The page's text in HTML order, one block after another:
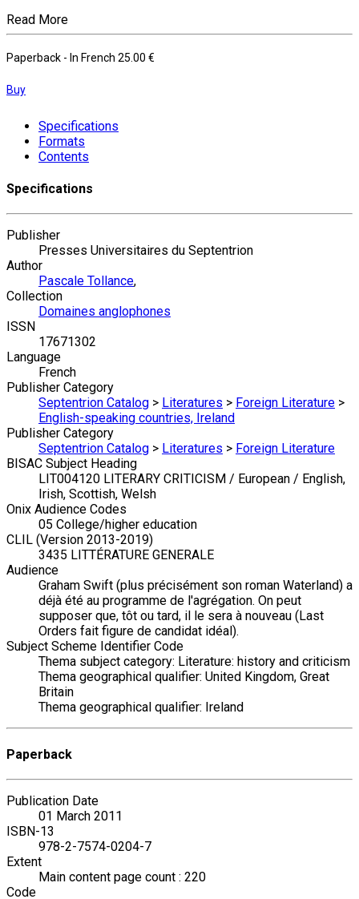
Read More
Paperback - In French 25.00 €
Buy
Specifications
Formats
Contents
Specifications
Publisher
Presses Universitaires du Septentrion
Author
Pascale Tollance,
Collection
Domaines anglophones
ISSN
17671302
Language
French
Publisher Category
Septentrion Catalog > Literatures > Foreign Literature >
English-speaking countries, Ireland
Publisher Category
Septentrion Catalog > Literatures > Foreign Literature
BISAC Subject Heading
LIT004120 LITERARY CRITICISM / European / English,
Irish, Scottish, Welsh
Onix Audience Codes
05 College/higher education
CLIL (Version 2013-2019)
3435 LITTÉRATURE GENERALE
Audience
Graham Swift (plus précisément son roman Waterland) a
déjà été au programme de l'agrégation. On peut
supposer que, tôt ou tard, il le sera à nouveau (Last
Orders fait figure de candidat idéal).
Subject Scheme Identifier Code
Thema subject category: Literature: history and criticism
Thema geographical qualifier: United Kingdom, Great
Britain
Thema geographical qualifier: Ireland
Paperback
Publication Date
01 March 2011
ISBN-13
978-2-7574-0204-7
Extent
Main content page count : 220
Code